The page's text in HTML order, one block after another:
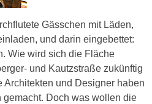
Gässchen mit Läden,
und darin eingebettet:
Wie wird sich die Fläche
und Kautzstraße zukünftig
Architekten und Designer haben
Doch was wollen die